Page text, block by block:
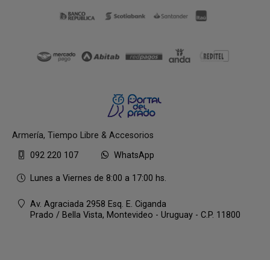
Armería, Tiempo Libre & Accesorios
092 220 107
WhatsApp
Lunes a Viernes de 8:00 a 17:00 hs.
Av. Agraciada 2958 Esq. E. Ciganda
Prado / Bella Vista, Montevideo - Uruguay - C.P. 11800